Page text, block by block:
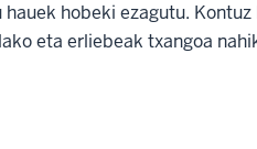
hobeki ezagutu.
eta erliebeak txangoa